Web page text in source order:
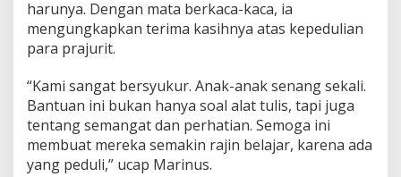
harunya. Dengan mata berkaca-kaca, ia
mengungkapkan terima kasihnya atas kepedulian
para prajurit.
“Kami sangat bersyukur. Anak-anak senang sekali.
Bantuan ini bukan hanya soal alat tulis, tapi juga
tentang semangat dan perhatian. Semoga ini
membuat mereka semakin rajin belajar, karena ada
yang peduli,” ucap Marinus.